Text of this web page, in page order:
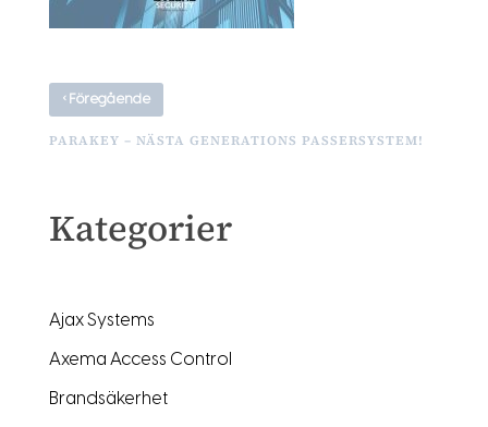
‹Föregående
PARAKEY – NÄSTA GENERATIONS PASSERSYSTEM!
Kategorier
Ajax Systems
Axema Access Control
Brandsäkerhet